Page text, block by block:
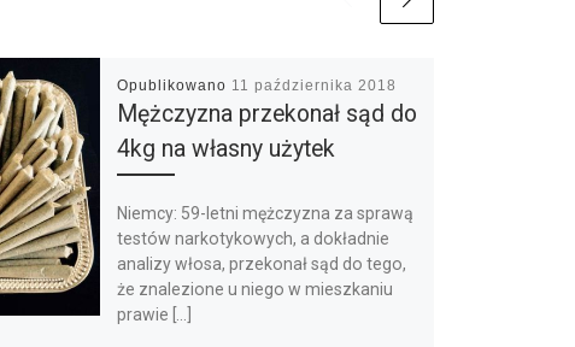
Opublikowano 11 października 2018
Mężczyzna przekonał sąd do
4kg na własny użytek
Niemcy: 59-letni mężczyzna za sprawą
testów narkotykowych, a dokładnie
analizy włosa, przekonał sąd do tego,
że znalezione u niego w mieszkaniu
prawie […]